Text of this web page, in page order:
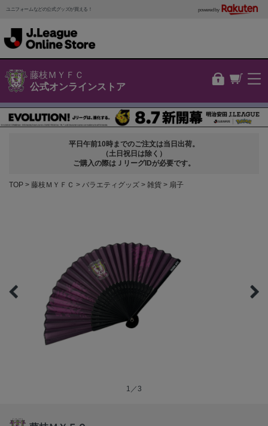
ユニフォームなどの公式グッズが買える！ powered by
藤枝ＭＹＦＣ
公式オンラインストア
平日午前10時までのご注文は当日出荷。
（土日祝日は除く）
ご購入の際はＪリーグIDが必要です。
TOP 藤枝ＭＹＦＣ バラエティグッズ 雑貨 扇子
1／3